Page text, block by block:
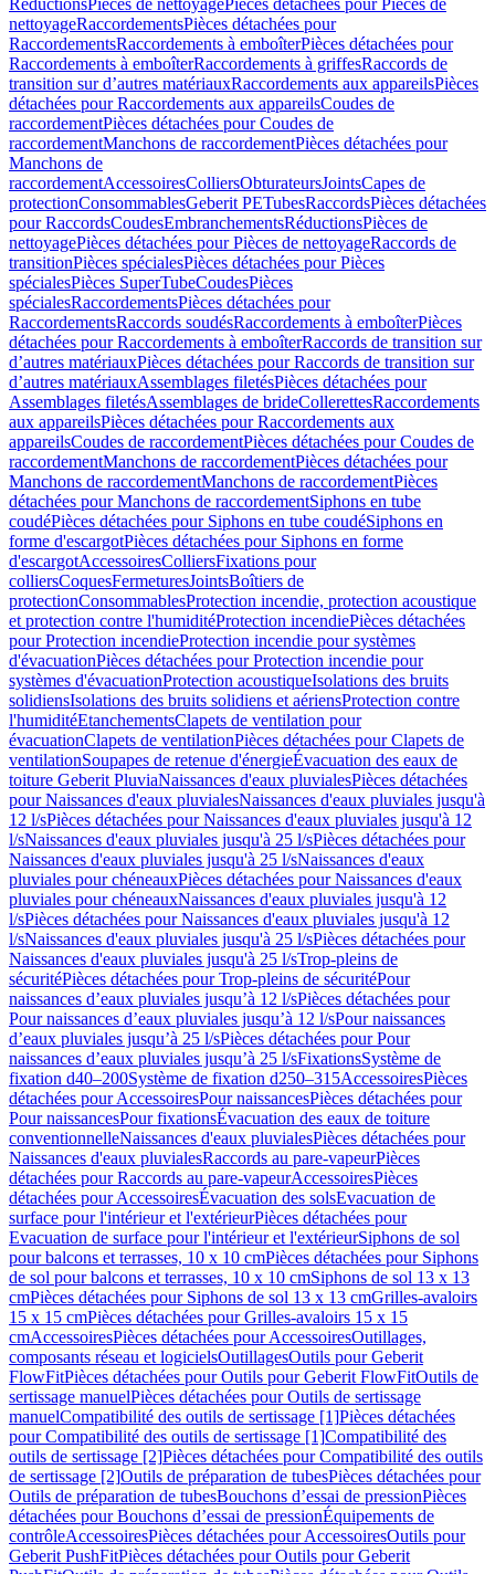
RéductionsPièces de nettoyagePièces détachées pour Pièces de
nettoyageRaccordementsPièces détachées pour
RaccordementsRaccordements à emboîterPièces détachées pour
Raccordements à emboîterRaccordements à griffesRaccords de
transition sur d’autres matériauxRaccordements aux appareilsPièces
détachées pour Raccordements aux appareilsCoudes de
raccordementPièces détachées pour Coudes de
raccordementManchons de raccordementPièces détachées pour
Manchons de
raccordementAccessoiresColliersObturateursJointsCapes de
protectionConsommablesGeberit PETubesRaccordsPièces détachées
pour RaccordsCoudesEmbranchementsRéductionsPièces de
nettoyagePièces détachées pour Pièces de nettoyageRaccords de
transitionPièces spécialesPièces détachées pour Pièces
spécialesPièces SuperTubeCoudesPièces
spécialesRaccordementsPièces détachées pour
RaccordementsRaccords soudésRaccordements à emboîterPièces
détachées pour Raccordements à emboîterRaccords de transition sur
d’autres matériauxPièces détachées pour Raccords de transition sur
d’autres matériauxAssemblages filetésPièces détachées pour
Assemblages filetésAssemblages de brideCollerettesRaccordements
aux appareilsPièces détachées pour Raccordements aux
appareilsCoudes de raccordementPièces détachées pour Coudes de
raccordementManchons de raccordementPièces détachées pour
Manchons de raccordementManchons de raccordementPièces
détachées pour Manchons de raccordementSiphons en tube
coudéPièces détachées pour Siphons en tube coudéSiphons en
forme d'escargotPièces détachées pour Siphons en forme
d'escargotAccessoiresColliersFixations pour
colliersCoquesFermeturesJointsBoîtiers de
protectionConsommablesProtection incendie, protection acoustique
et protection contre l'humiditéProtection incendiePièces détachées
pour Protection incendieProtection incendie pour systèmes
d'évacuationPièces détachées pour Protection incendie pour
systèmes d'évacuationProtection acoustiqueIsolations des bruits
solidiensIsolations des bruits solidiens et aériensProtection contre
l'humiditéEtanchementsClapets de ventilation pour
évacuationClapets de ventilationPièces détachées pour Clapets de
ventilationSoupapes de retenue d'énergieÉvacuation des eaux de
toiture Geberit PluviaNaissances d'eaux pluvialesPièces détachées
pour Naissances d'eaux pluvialesNaissances d'eaux pluviales jusqu'à
12 l/sPièces détachées pour Naissances d'eaux pluviales jusqu'à 12
l/sNaissances d'eaux pluviales jusqu'à 25 l/sPièces détachées pour
Naissances d'eaux pluviales jusqu'à 25 l/sNaissances d'eaux
pluviales pour chéneauxPièces détachées pour Naissances d'eaux
pluviales pour chéneauxNaissances d'eaux pluviales jusqu'à 12
l/sPièces détachées pour Naissances d'eaux pluviales jusqu'à 12
l/sNaissances d'eaux pluviales jusqu'à 25 l/sPièces détachées pour
Naissances d'eaux pluviales jusqu'à 25 l/sTrop-pleins de
sécuritéPièces détachées pour Trop-pleins de sécuritéPour
naissances d’eaux pluviales jusqu’à 12 l/sPièces détachées pour
Pour naissances d’eaux pluviales jusqu’à 12 l/sPour naissances
d’eaux pluviales jusqu’à 25 l/sPièces détachées pour Pour
naissances d’eaux pluviales jusqu’à 25 l/sFixationsSystème de
fixation d40–200Système de fixation d250–315AccessoiresPièces
détachées pour AccessoiresPour naissancesPièces détachées pour
Pour naissancesPour fixationsÉvacuation des eaux de toiture
conventionnelleNaissances d'eaux pluvialesPièces détachées pour
Naissances d'eaux pluvialesRaccords au pare-vapeurPièces
détachées pour Raccords au pare-vapeurAccessoiresPièces
détachées pour AccessoiresÉvacuation des solsEvacuation de
surface pour l'intérieur et l'extérieurPièces détachées pour
Evacuation de surface pour l'intérieur et l'extérieurSiphons de sol
pour balcons et terrasses, 10 x 10 cmPièces détachées pour Siphons
de sol pour balcons et terrasses, 10 x 10 cmSiphons de sol 13 x 13
cmPièces détachées pour Siphons de sol 13 x 13 cmGrilles-avaloirs
15 x 15 cmPièces détachées pour Grilles-avaloirs 15 x 15
cmAccessoiresPièces détachées pour AccessoiresOutillages,
composants réseau et logicielsOutillagesOutils pour Geberit
FlowFitPièces détachées pour Outils pour Geberit FlowFitOutils de
sertissage manuelPièces détachées pour Outils de sertissage
manuelCompatibilité des outils de sertissage [1]Pièces détachées
pour Compatibilité des outils de sertissage [1]Compatibilité des
outils de sertissage [2]Pièces détachées pour Compatibilité des outils
de sertissage [2]Outils de préparation de tubesPièces détachées pour
Outils de préparation de tubesBouchons d’essai de pressionPièces
détachées pour Bouchons d’essai de pressionÉquipements de
contrôleAccessoiresPièces détachées pour AccessoiresOutils pour
Geberit PushFitPièces détachées pour Outils pour Geberit